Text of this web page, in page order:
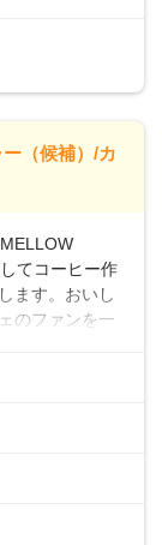
ので、無理の
ージャーへの
4000～27万
定します。
あり
7500円
収410万円／
（候補）/カ
てコーヒー作
ます。おいし
のファンを一
レジ対応軽食
識から接客マ
ームワークも
「カフェの接